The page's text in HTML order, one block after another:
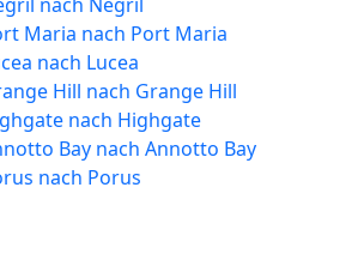
Maria nach Port Maria
nach Lucea
Hill nach Grange Hill
nach Highgate
Bay nach Annotto Bay
nach Porus